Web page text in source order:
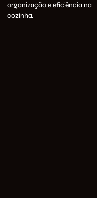
organização e eficiência na
cozinha.